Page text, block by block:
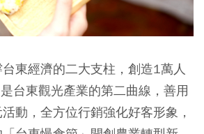
東經濟的二大支柱，創造1萬人
台東觀光產業的第二曲線，善用
動，全方位行銷強化好客形象，